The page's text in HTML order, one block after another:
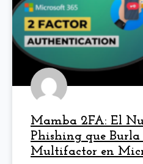
Mamba 2FA: El
Phishing que
Multifactor en